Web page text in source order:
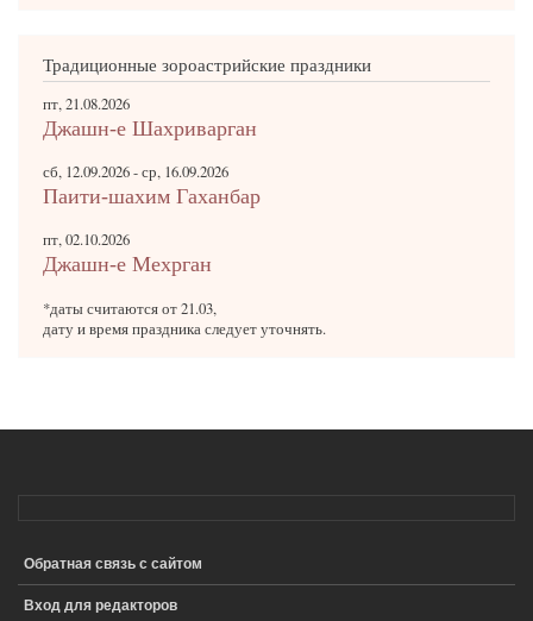
Традиционные зороастрийские праздники
пт, 21.08.2026
Джашн-е Шахриварган
сб, 12.09.2026-ср, 16.09.2026
Паити-шахим Гаханбар
пт, 02.10.2026
Джашн-е Мехрган
*даты считаются от 21.03,
дату и время праздника следует уточнять.
ПОДВАЛ
Обратная связь с сайтом
Вход для редакторов